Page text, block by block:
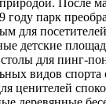
После
году парк
для
детские
для пинг-
видов спорта
ценителей